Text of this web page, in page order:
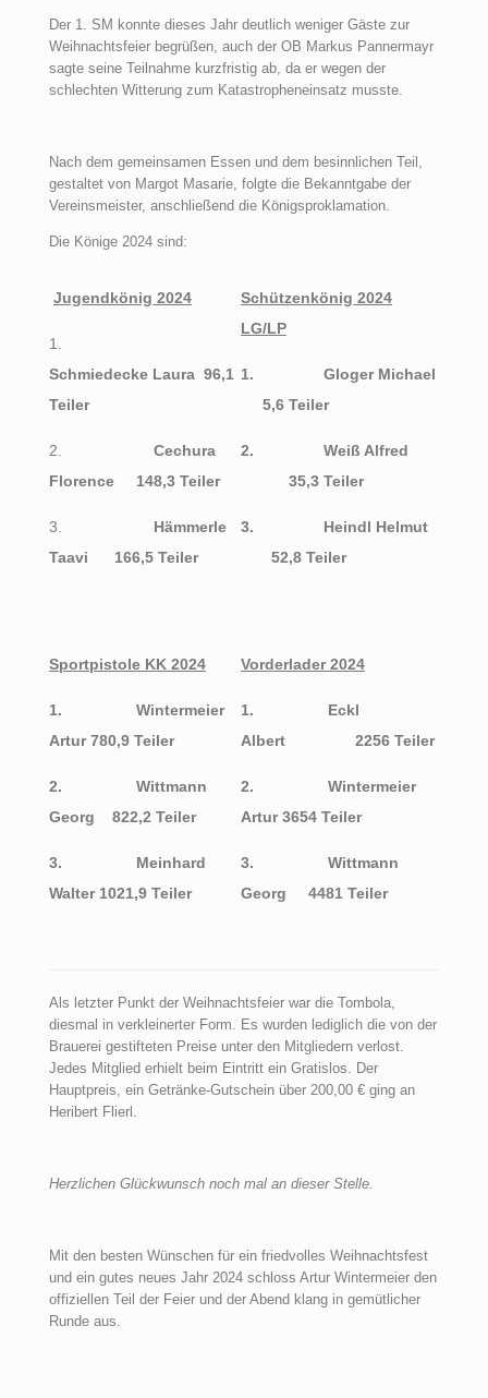
Der 1. SM konnte dieses Jahr deutlich weniger Gäste zur
Weihnachtsfeier begrüßen, auch der OB Markus Pannermayr
sagte seine Teilnahme kurzfristig ab, da er wegen der
schlechten Witterung zum Katastropheneinsatz musste.
Nach dem gemeinsamen Essen und dem besinnlichen Teil,
gestaltet von Margot Masarie, folgte die Bekanntgabe der
Vereinsmeister, anschließend die Königsproklamation.
Die Könige 2024 sind:
Jugendkönig 2024
1.
Schmiedecke Laura 96,1
Teiler
2. Cechura
Florence 148,3 Teiler
3. Hämmerle
Taavi 166,5 Teiler
Schützenkönig 2024
LG/LP
1. Gloger Michael
5,6 Teiler
2. Weiß Alfred
35,3 Teiler
3. Heindl Helmut
52,8 Teiler
Sportpistole KK 2024
1. Wintermeier
Artur 780,9 Teiler
2. Wittmann
Georg 822,2 Teiler
3. Meinhard
Walter 1021,9 Teiler
Vorderlader 2024
1. Eckl
Albert 2256 Teiler
2. Wintermeier
Artur 3654 Teiler
3. Wittmann
Georg 4481 Teiler
Als letzter Punkt der Weihnachtsfeier war die Tombola,
diesmal in verkleinerter Form. Es wurden lediglich die von der
Brauerei gestifteten Preise unter den Mitgliedern verlost.
Jedes Mitglied erhielt beim Eintritt ein Gratislos. Der
Hauptpreis, ein Getränke-Gutschein über 200,00 € ging an
Heribert Flierl.
Herzlichen Glückwunsch noch mal an dieser Stelle.
Mit den besten Wünschen für ein friedvolles Weihnachtsfest
und ein gutes neues Jahr 2024 schloss Artur Wintermeier den
offiziellen Teil der Feier und der Abend klang in gemütlicher
Runde aus.